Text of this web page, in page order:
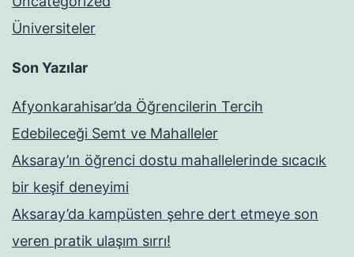
Üniversiteler
Son Yazılar
Afyonkarahisar’da Öğrencilerin Tercih
Edebileceği Semt ve Mahalleler
Aksaray’ın öğrenci dostu mahallelerinde sıcacık
bir keşif deneyimi
Aksaray’da kampüsten şehre dert etmeye son
veren pratik ulaşım sırrı!